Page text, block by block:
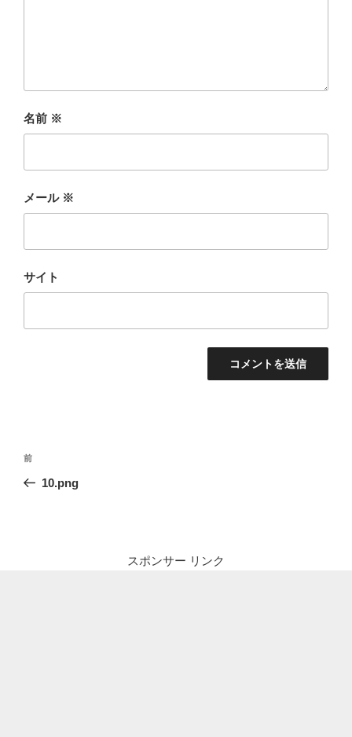
名前 ※
メール ※
サイト
投
ナ
前
の
前
10.png
スポンサー リンク